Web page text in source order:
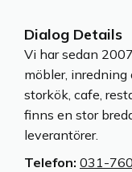
Dialog Details
Vi har sedan
möbler,
storkök, cafe,
finns en stor
leverantörer.
Telefon: 031-